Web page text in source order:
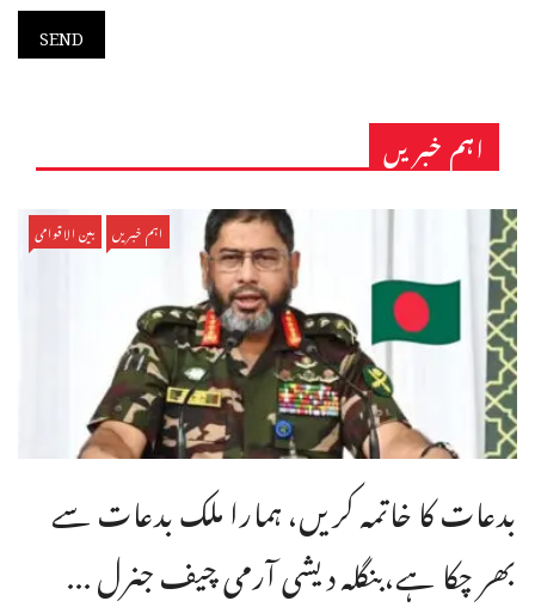
اہم خبریں
اہم خبریں بین الاقوامی
بدعات کا خاتمہ کریں، ہمارا ملک بدعات سے
بھر چکا ہے،بنگله دیشی آرمی چیف جنرل ...